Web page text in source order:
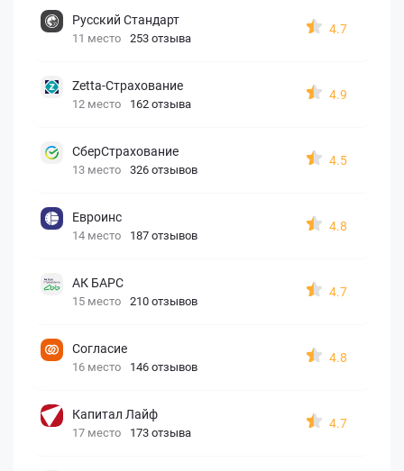
Русский Стандарт
11 место 253 отзыва
4.7
Zetta-Страхование
12 место 162 отзыва
4.9
СберСтрахование
13 место 326 отзывов
4.5
Евроинс
14 место 187 отзывов
4.8
АК БАРС
15 место 210 отзывов
4.7
Согласие
16 место 146 отзывов
4.8
Капитал Лайф
17 место 173 отзыва
4.7